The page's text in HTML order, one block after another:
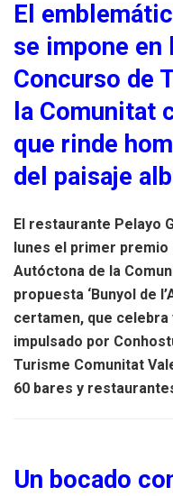
El
se impone en
Concurso de
la Comunitat
que rinde
del paisaje
El restaurante Pelayo
lunes el primer premio
Autóctona de la
propuesta ‘Bunyol de
certamen, que
impulsado por
Turisme Comunitat
60 bares y
Un bocado